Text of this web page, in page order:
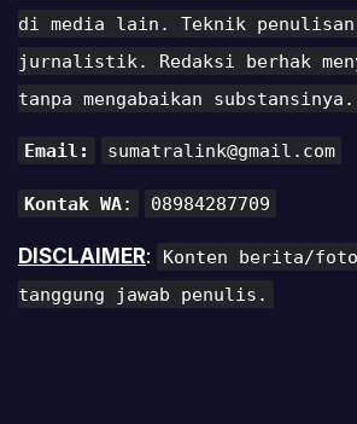
di media lain. Teknik penulisan
jurnalistik. Redaksi berhak
tanpa mengabaikan substansinya.
Email: sumatralink@gmail.com
Kontak WA: 08984287709
DISCLAIMER:
Konten berita/
tanggung jawab penulis.